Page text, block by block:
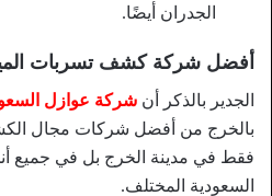
الجدران أيضًا.
أفضل شركة كشف تسربات
الجدير بالذكر أن شركة عوازل
بالخرج من أفضل شركات مجال
فقط في مدينة الخرج بل في جميع
السعودية المختلف.